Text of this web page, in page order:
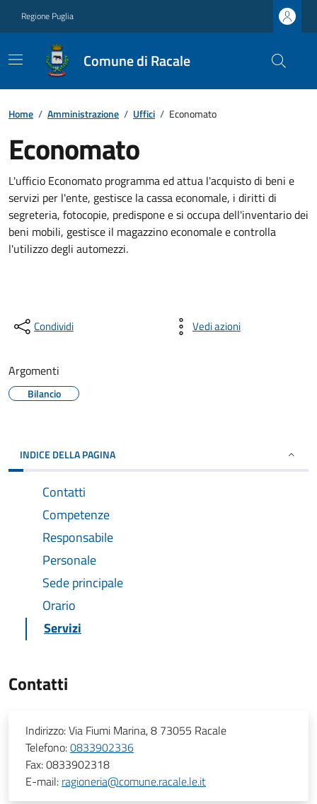
Regione Puglia
Comune di Racale
Home / Amministrazione / Uffici / Economato
Economato
L'ufficio Economato programma ed attua l'acquisto di beni e
servizi per l'ente, gestisce la cassa economale, i diritti di
segreteria, fotocopie, predispone e si occupa dell'inventario dei
beni mobili, gestisce il magazzino economale e controlla
l'utilizzo degli automezzi.
Condividi Vedi azioni
Argomenti
Bilancio
INDICE DELLA PAGINA
Contatti
Competenze
Responsabile
Personale
Sede principale
Orario
Servizi
Contatti
Indirizzo:Via Fiumi Marina, 8 73055 Racale
Telefono:0833902336
Fax:0833902318
E-mail: ragioneria@comune.racale.le.it